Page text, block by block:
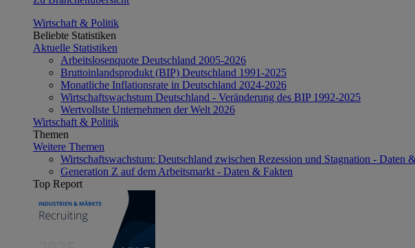
Wirtschaft & Politik
Beliebte Statistiken
Aktuelle Statistiken
Arbeitslosenquote Deutschland 2005-2026
Bruttoinlandsprodukt (BIP) Deutschland 1991-2025
Monatliche Inflationsrate in Deutschland 2024-2026
Wirtschaftswachstum Deutschland - Veränderung des BIP 1992-2025
Wertvollste Unternehmen der Welt 2026
Wirtschaft & Politik
Themen
Weitere Themen
Wirtschaftswachstum: Deutschland zwischen Rezession und Stagnation - Daten
Generation Z auf dem Arbeitsmarkt - Daten & Fakten
Top Report